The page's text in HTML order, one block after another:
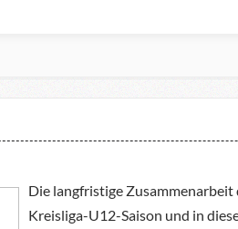
Die langfristige Zusammenarbeit
Kreisliga-U12-Saison und in